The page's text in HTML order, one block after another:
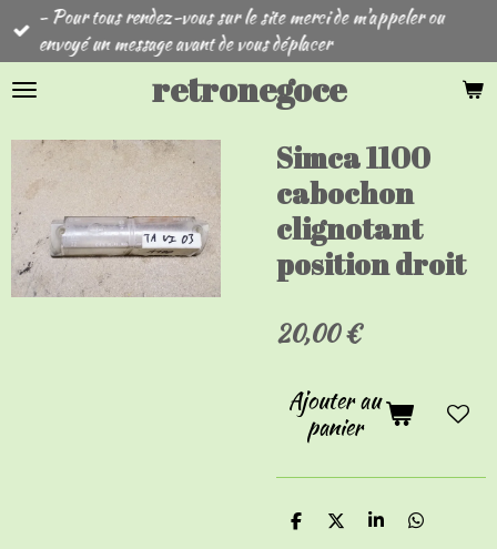
Passer
principal
retronegoce
- Pour tous rendez-vous sur le site merci de m'appeler ou
envoyé un message avant de vous déplacer
Simca 1100
cabochon
clignotant
position droit
20,00 €
Ajouter au
panier
P
P
P
P